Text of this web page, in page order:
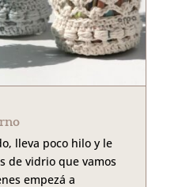
lleva poco hilo y le
de vidrio que vamos
empezá a